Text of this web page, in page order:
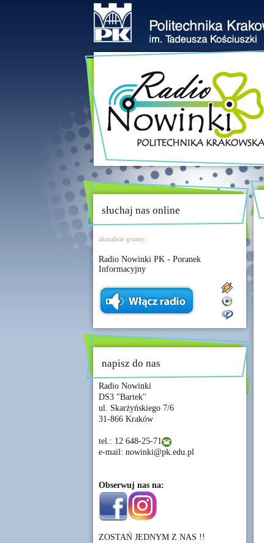
słuchaj nas online
aktualnie gramy:
Radio Nowinki PK - Poranek
Informacyjny
napisz do nas
Radio Nowinki
DS3 "Bartek"
ul. Skarżyńskiego 7/6
31-866 Kraków
tel.: 12 648-25-71
e-mail: nowinki@pk.edu.pl
Obserwuj nas na:
ZOSTAŃ JEDNYM Z NAS !!